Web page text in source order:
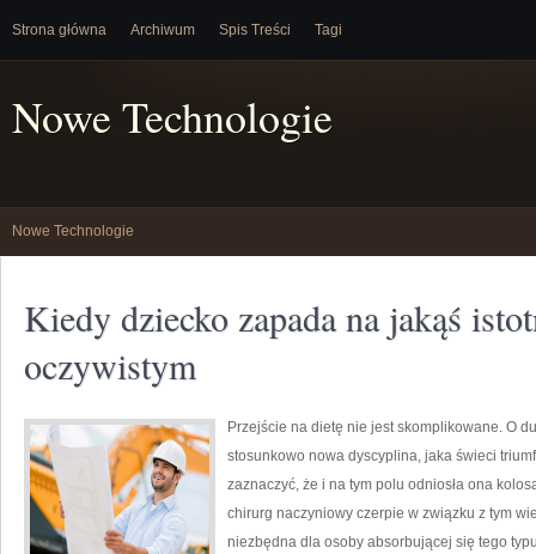
Strona główna Archiwum Spis Treści Tagi
Nowe Technologie
Nowe Technologie
Kiedy dziecko zapada na jakąś
oczywistym
Przejście na dietę nie jest skomplikowane. O
stosunkowo nowa dyscyplina, jaka świeci
zaznaczyć, że i na tym polu odniosła ona
chirurg naczyniowy czerpie w związku z tym
niezbędna dla osoby absorbującej się tego